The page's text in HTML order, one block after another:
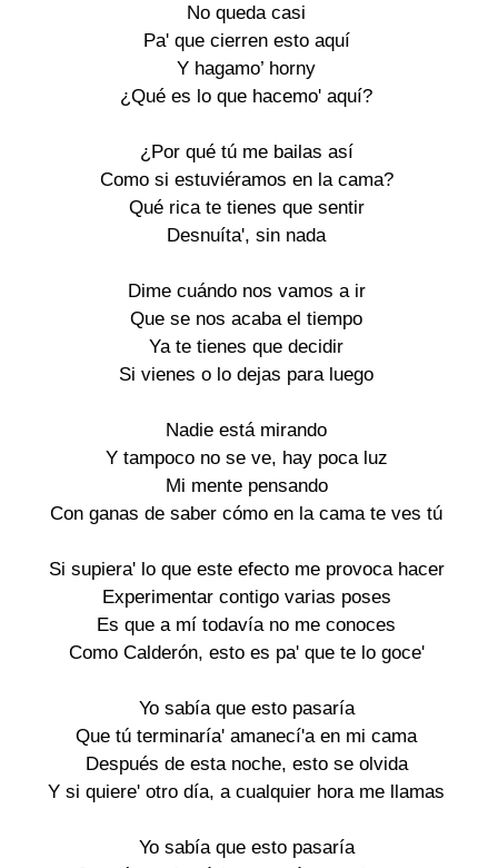
No queda casi
Pa' que cierren esto aquí
Y hagamo’ horny
¿Qué es lo que hacemo' aquí?
¿Por qué tú me bailas así
Como si estuviéramos en la cama?
Qué rica te tienes que sentir
Desnuíta', sin nada
Dime cuándo nos vamos a ir
Que se nos acaba el tiempo
Ya te tienes que decidir
Si vienes o lo dejas para luego
Nadie está mirando
Y tampoco no se ve, hay poca luz
Mi mente pensando
Con ganas de saber cómo en la cama te ves tú
Si supiera' lo que este efecto me provoca hacer
Experimentar contigo varias poses
Es que a mí todavía no me conoces
Como Calderón, esto es pa' que te lo goce'
Yo sabía que esto pasaría
Que tú terminaría' amanecí'a en mi cama
Después de esta noche, esto se olvida
Y si quiere' otro día, a cualquier hora me llamas
Yo sabía que esto pasaría